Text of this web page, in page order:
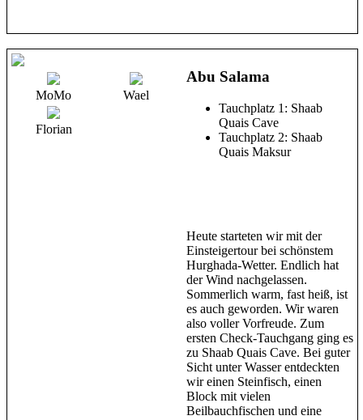
MoMo Wael
Florian
Abu Salama
Tauchplatz 1: Shaab
Quais Cave
Tauchplatz 2: Shaab
Quais Maksur
Heute starteten wir mit der
Einsteigertour bei schönstem
Hurghada-Wetter. Endlich hat
der Wind nachgelassen.
Sommerlich warm, fast heiß, ist
es auch geworden. Wir waren
also voller Vorfreude. Zum
ersten Check-Tauchgang ging es
zu Shaab Quais Cave. Bei guter
Sicht unter Wasser entdeckten
wir einen Steinfisch, einen
Block mit vielen
Beilbauchfischen und eine